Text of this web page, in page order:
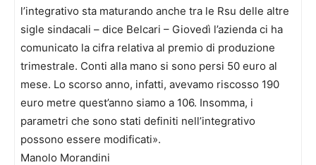
l’integrativo sta maturando anche tra le Rsu delle altre
sigle sindacali – dice Belcari – Giovedì l’azienda ci ha
comunicato la cifra relativa al premio di produzione
trimestrale. Conti alla mano si sono persi 50 euro al
mese. Lo scorso anno, infatti, avevamo riscosso 190
euro metre quest’anno siamo a 106. Insomma, i
parametri che sono stati definiti nell’integrativo
possono essere modificati».
Manolo Morandini